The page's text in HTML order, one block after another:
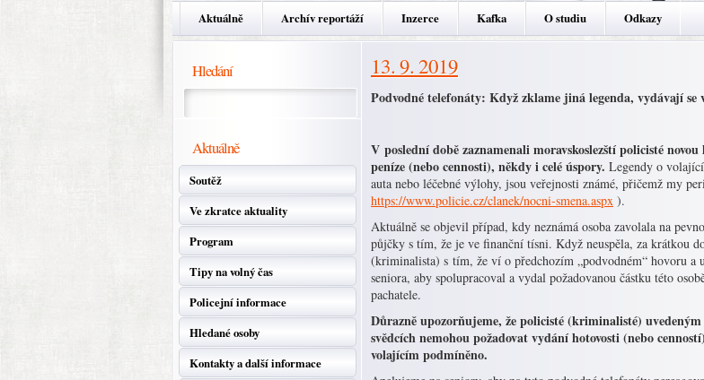
Aktuálně Archív reportáží Inzerce Kafka O studiu Odkazy
Hledání
Aktuálně
Soutěž
Ve zkratce aktuality
Program
Tipy na volný čas
Policejní informace
Hledané osoby
Kontakty a další informace
13. 9. 2019
Podvodné telefonáty: Když zklame jiná legenda, vydávají
V poslední době zaznamenali moravskoslezští policisté
peníze (nebo cennosti), někdy i celé úspory. Legendy o
auta nebo léčebné výlohy, jsou veřejnosti známé, přičemž my
https://www.policie.cz/clanek/nocni-smena.aspx ).
Aktuálně se objevil případ, kdy neznámá osoba zavolala na
půjčky s tím, že je ve finanční tísni. Když neuspěla, za krátkou
(kriminalista) s tím, že ví o předchozím „podvodném“ hovoru a
seniora, aby spolupracoval a vydal požadovanou částku této
pachatele.
Důrazně upozorňujeme, že policisté (kriminalisté)
svědcích nemohou požadovat vydání hotovosti (nebo
volajícím podmíněno.